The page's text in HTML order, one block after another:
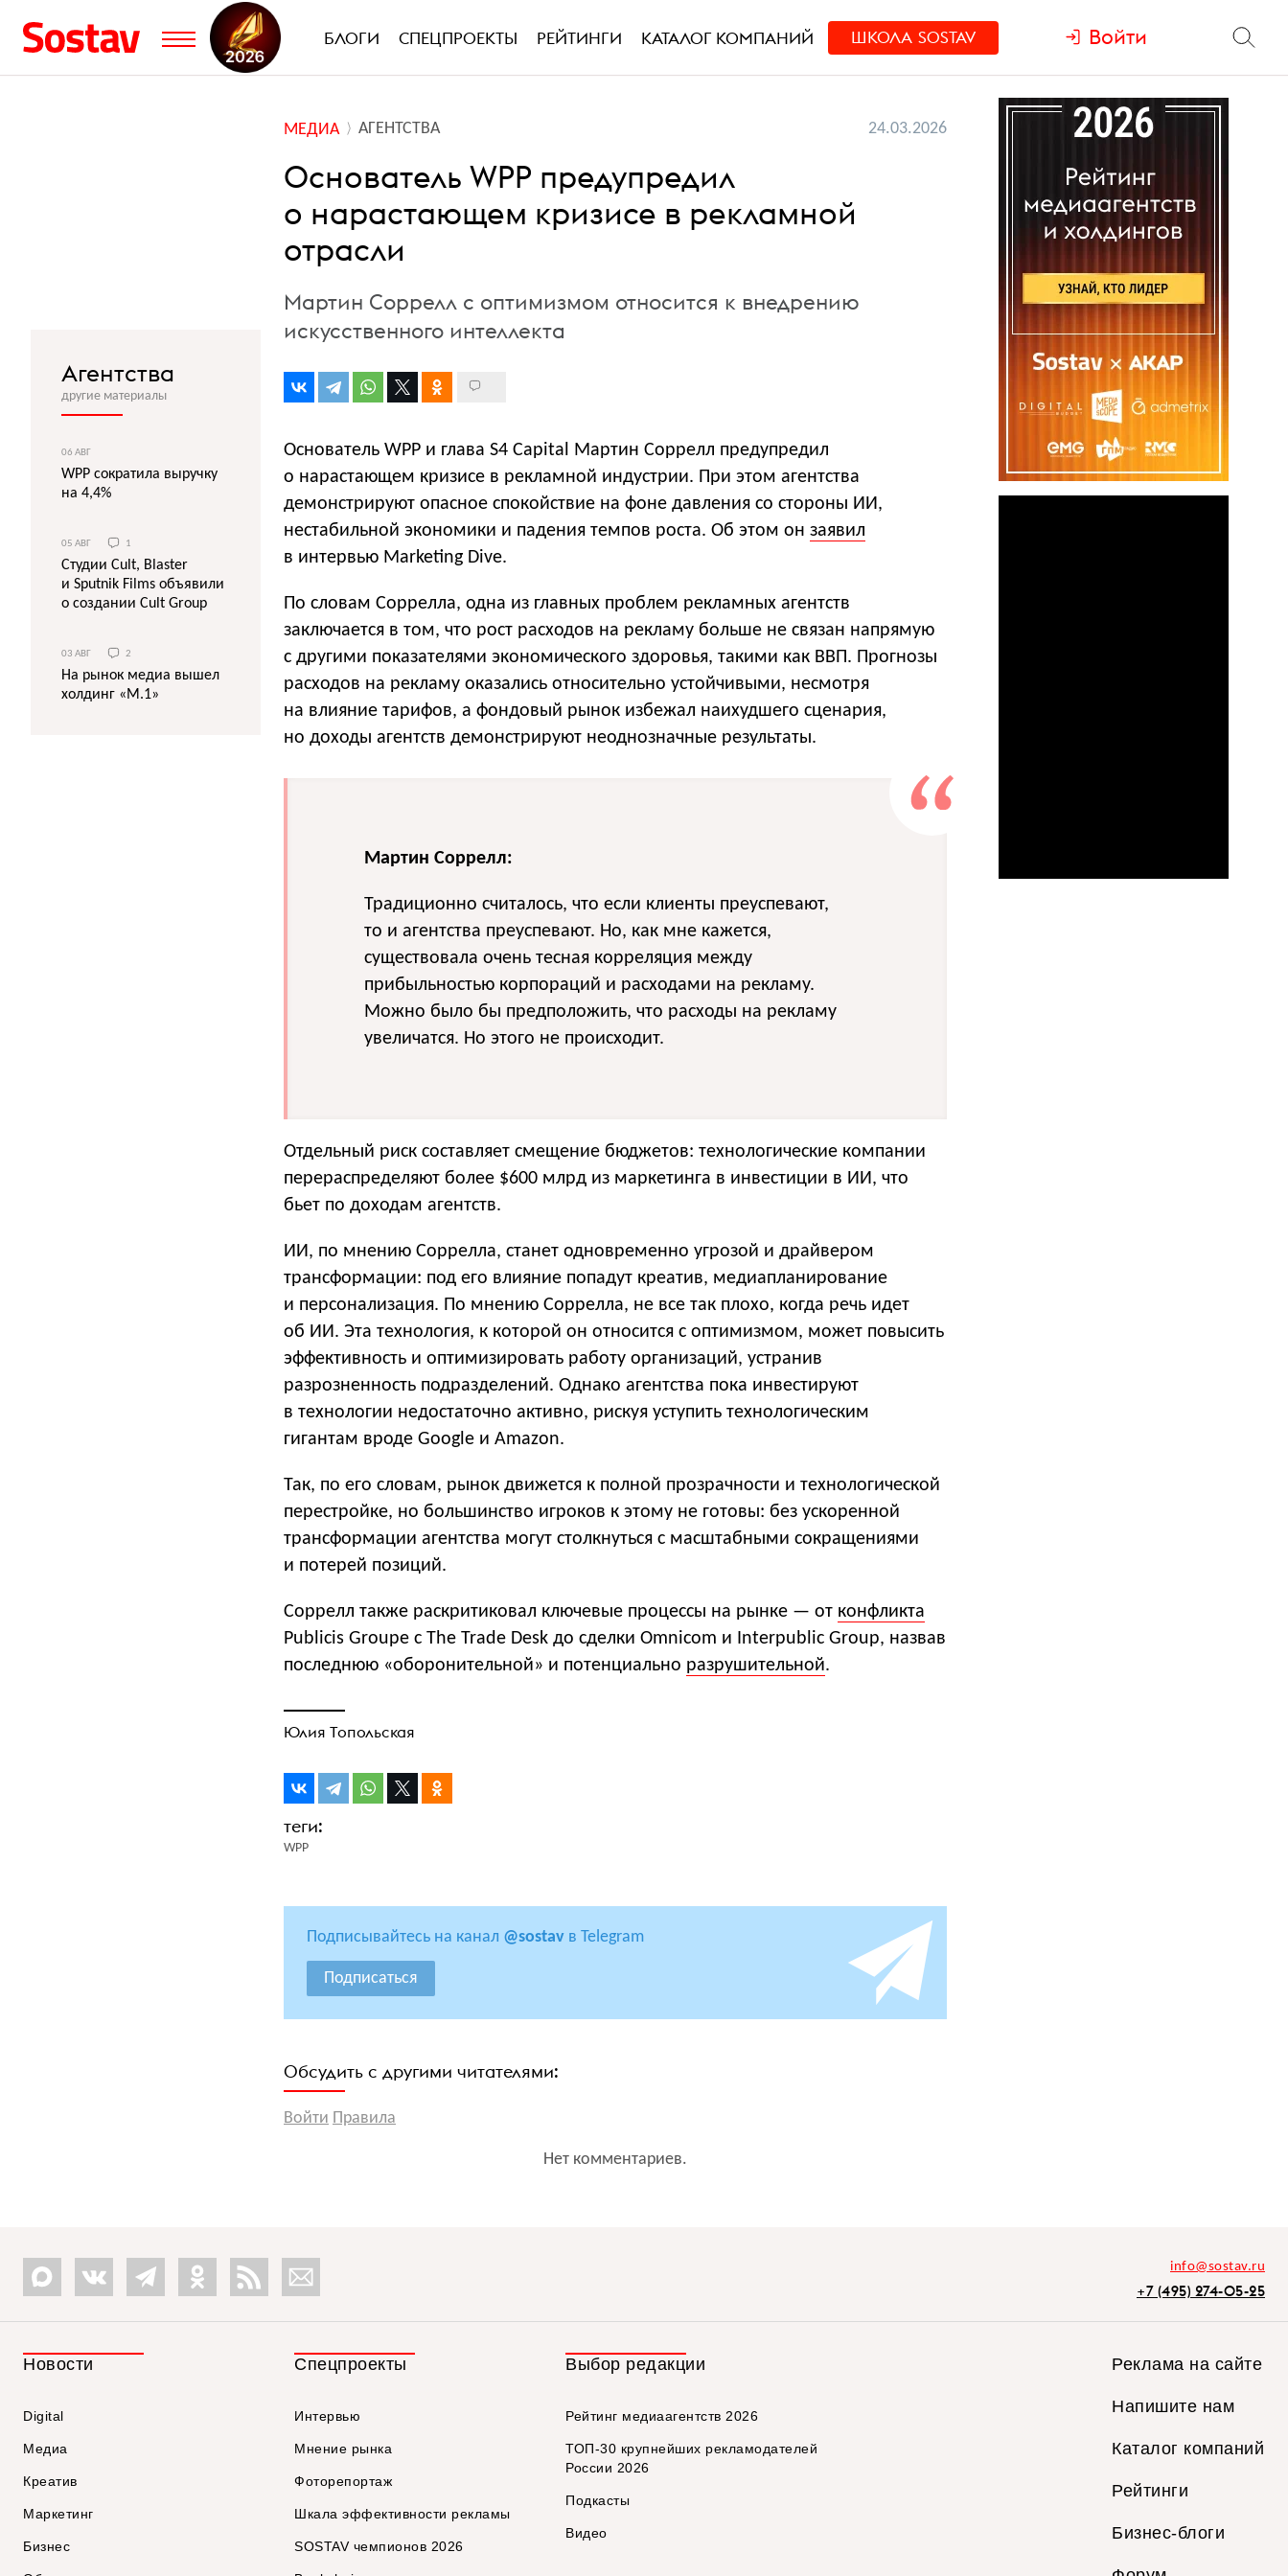
БЛОГИ СПЕЦПРОЕКТЫ РЕЙТИНГИ КАТАЛОГ КОМПАНИЙ ШКОЛА SOSTAV Войти
МЕДИА АГЕНТСТВА 24.03.2026
Основатель WPP предупредил
о нарастающем кризисе в рекламной
отрасли
Мартин Соррелл с оптимизмом относится к внедрению
искусственного интеллекта
Основатель WPP и глава S4 Capital Мартин Соррелл предупредил
о нарастающем кризисе в рекламной индустрии. При этом агентства
демонстрируют опасное спокойствие на фоне давления со стороны ИИ,
нестабильной экономики и падения темпов роста. Об этом он заявил
в интервью Marketing Dive.
По словам Соррелла, одна из главных проблем рекламных агентств
заключается в том, что рост расходов на рекламу больше не связан напрямую
с другими показателями экономического здоровья, такими как ВВП. Прогнозы
расходов на рекламу оказались относительно устойчивыми, несмотря
на влияние тарифов, а фондовый рынок избежал наихудшего сценария,
но доходы агентств демонстрируют неоднозначные результаты.
Мартин Соррелл:
Традиционно считалось, что если клиенты преуспевают,
то и агентства преуспевают. Но, как мне кажется,
существовала очень тесная корреляция между
прибыльностью корпораций и расходами на рекламу.
Можно было бы предположить, что расходы на рекламу
увеличатся. Но этого не происходит.
Отдельный риск составляет смещение бюджетов: технологические компании
перераспределяют более $600 млрд из маркетинга в инвестиции в ИИ, что
бьет по доходам агентств.
ИИ, по мнению Соррелла, станет одновременно угрозой и драйвером
трансформации: под его влияние попадут креатив, медиапланирование
и персонализация. По мнению Соррелла, не все так плохо, когда речь идет
об ИИ. Эта технология, к которой он относится с оптимизмом, может повысить
эффективность и оптимизировать работу организаций, устранив
разрозненность подразделений. Однако агентства пока инвестируют
в технологии недостаточно активно, рискуя уступить технологическим
гигантам вроде Google и Amazon.
Так, по его словам, рынок движется к полной прозрачности и технологической
перестройке, но большинство игроков к этому не готовы: без ускоренной
трансформации агентства могут столкнуться с масштабными сокращениями
и потерей позиций.
Соррелл также раскритиковал ключевые процессы на рынке — от конфликта
Publicis Groupe с The Trade Desk до сделки Omnicom и Interpublic Group, назвав
последнюю «оборонительной» и потенциально разрушительной.
Юлия Топольская
WPP
Подписывайтесь на канал @sostav в Telegram
Подписаться
Обсудить с другими читателями:
Войти Правила
Нет комментариев.
Агентства
другие материалы
06 АВГ
WPP сократила выручку
на 4,4%
05 АВГ 1
Студии Cult, Blaster
и Sputnik Films объявили
о создании Cult Group
03 АВГ 2
На рынок медиа вышел
холдинг «М.1»
info@sostav.ru
+7 (495) 274-05-25
Новости
Digital
Медиа
Креатив
Маркетинг
Бизнес
Спецпроекты
Интервью
Мнение рынка
Фоторепортаж
Шкала эффективности рекламы
SOSTAV чемпионов 2026
Выбор редакции
Рейтинг медиаагентств 2026
ТОП-30 крупнейших рекламодателей
России 2026
Подкасты
Видео
Реклама на сайте
Напишите нам
Каталог компаний
Рейтинги
Бизнес-блоги